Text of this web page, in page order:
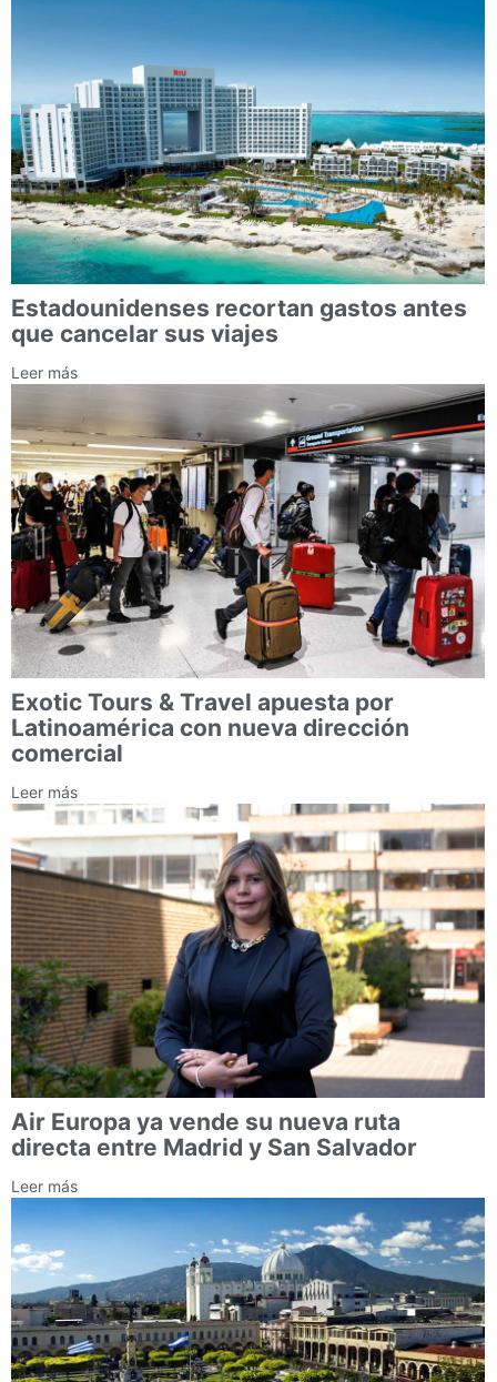
Estadounidenses recortan gastos antes
que cancelar sus viajes
Leer más
Exotic Tours & Travel apuesta por
Latinoamérica con nueva dirección
comercial
Leer más
Air Europa ya vende su nueva ruta
directa entre Madrid y San Salvador
Leer más